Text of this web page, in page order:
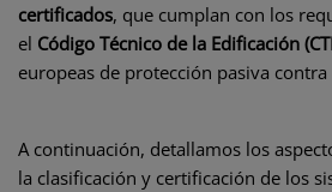
certificados, que cumplan con los
el Código Técnico de la Edificación
europeas de protección pasiva
A continuación, detallamos los
la clasificación y certificación de los